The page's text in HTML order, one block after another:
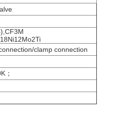
clamp connection
；